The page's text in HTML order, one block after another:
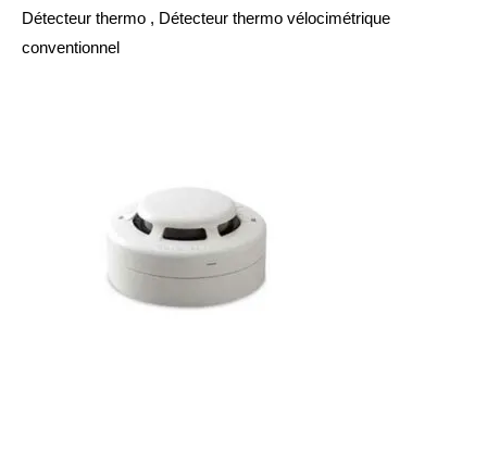
Détecteur thermo , Détecteur thermo vélocimétrique
conventionnel